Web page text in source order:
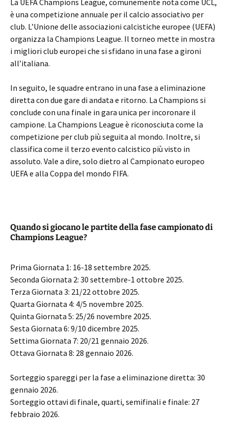
La UEFA Champions League, comunemente nota come UCL,
è una competizione annuale per il calcio associativo per
club. L’Unione delle associazioni calcistiche europee (UEFA)
organizza la Champions League. Il torneo mette in mostra
i migliori club europei che si sfidano in una fase a gironi
all’italiana.
In seguito, le squadre entrano in una fase a eliminazione
diretta con due gare di andata e ritorno. La Champions si
conclude con una finale in gara unica per incoronare il
campione. La Champions League è riconosciuta come la
competizione per club più seguita al mondo. Inoltre, si
classifica come il terzo evento calcistico più visto in
assoluto. Vale a dire, solo dietro al Campionato europeo
UEFA e alla Coppa del mondo FIFA.
Quando si giocano le partite della fase campionato di
Champions League?
Prima Giornata 1: 16-18 settembre 2025.
Seconda Giornata 2: 30 settembre-1 ottobre 2025.
Terza Giornata 3: 21/22 ottobre 2025.
Quarta Giornata 4: 4/5 novembre 2025.
Quinta Giornata 5: 25/26 novembre 2025.
Sesta Giornata 6: 9/10 dicembre 2025.
Settima Giornata 7: 20/21 gennaio 2026.
Ottava Giornata 8: 28 gennaio 2026.
Sorteggio spareggi per la fase a eliminazione diretta: 30
gennaio 2026.
Sorteggio ottavi di finale, quarti, semifinali e finale: 27
febbraio 2026.